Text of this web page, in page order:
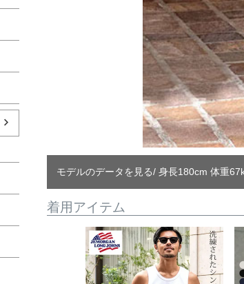
モデルのデータを見る/ 身長180cm 体重
モデ
着用アイテム